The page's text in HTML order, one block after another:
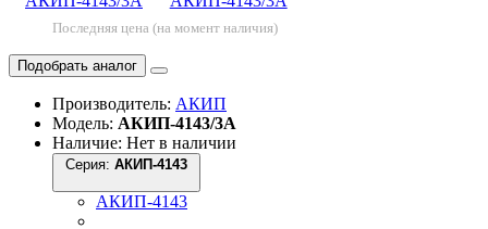
Последняя цена (на момент наличия)
Подобрать аналог
Производитель: АКИП
Модель: АКИП-4143/3А
Наличие: Нет в наличии
Серия:
АКИП-4143